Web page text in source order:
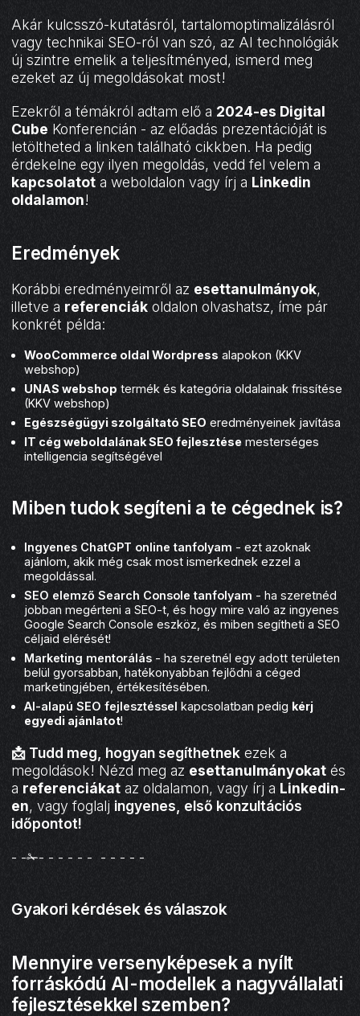
Akár kulcsszó-kutatásról, tartalomoptimalizálásról
vagy technikai SEO-ról van szó, az AI technológiák
új szintre emelik a teljesítményed, ismerd meg
ezeket az új megoldásokat most!
Ezekről a témákról adtam elő a 2024-es Digital
Cube Konferencián - az előadás prezentációját is
letöltheted a linken található cikkben. Ha pedig
érdekelne egy ilyen megoldás, vedd fel velem a
kapcsolatot a weboldalon vagy írj a Linkedin
oldalamon!
Eredmények
Korábbi eredményeimről az esettanulmányok,
illetve a referenciák oldalon olvashatsz, íme pár
konkrét példa:
WooCommerce oldal Wordpress alapokon (KKV
webshop)
UNAS webshop termék és kategória oldalainak frissítése
(KKV webshop)
Egészségügyi szolgáltató SEO eredményeinek javítása
IT cég weboldalának SEO fejlesztése mesterséges
intelligencia segítségével
Miben tudok segíteni a te cégednek is?
Ingyenes ChatGPT online tanfolyam - ezt azoknak
ajánlom, akik még csak most ismerkednek ezzel a
megoldással.
SEO elemző Search Console tanfolyam - ha szeretnéd
jobban megérteni a SEO-t, és hogy mire való az ingyenes
Google Search Console eszköz, és miben segítheti a SEO
céljaid elérését!
Marketing mentorálás - ha szeretnél egy adott területen
belül gyorsabban, hatékonyabban fejlődni a céged
marketingjében, értékesítésében.
AI-alapú SEO fejlesztéssel kapcsolatban pedig kérj
egyedi ajánlatot!
📩 Tudd meg, hogyan segíthetnek ezek a
megoldások! Nézd meg az esettanulmányokat és
a referenciákat az oldalamon, vagy írj a Linkedin-
en, vagy foglalj ingyenes, első konzultációs
időpontot!
- -✁- - - - - - - - - - -
Gyakori kérdések és válaszok
Mennyire versenyképesek a nyílt
forráskódú AI-modellek a nagyvállalati
fejlesztésekkel szemben?